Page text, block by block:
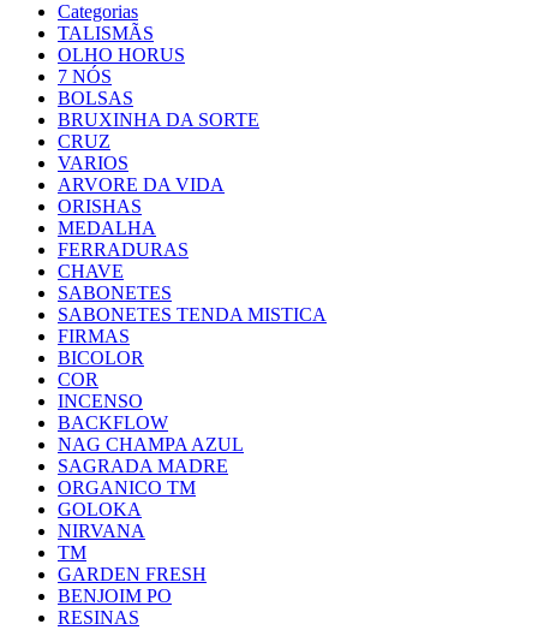
Categorias
TALISMÃS
OLHO HORUS
7 NÓS
BOLSAS
BRUXINHA DA SORTE
CRUZ
VARIOS
ARVORE DA VIDA
ORISHAS
MEDALHA
FERRADURAS
CHAVE
SABONETES
SABONETES TENDA MISTICA
FIRMAS
BICOLOR
COR
INCENSO
BACKFLOW
NAG CHAMPA AZUL
SAGRADA MADRE
ORGANICO TM
GOLOKA
NIRVANA
TM
GARDEN FRESH
BENJOIM PO
RESINAS